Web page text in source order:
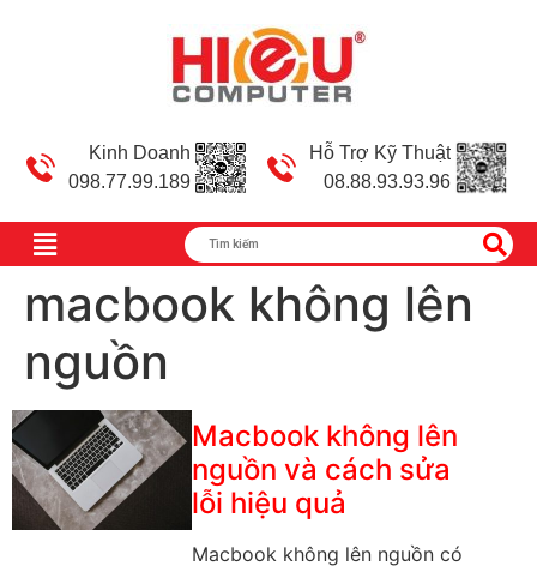
Kinh Doanh
098.77.99.189
Hỗ Trợ Kỹ Thuật
08.88.93.93.96
macbook không lên
nguồn
Macbook không lên
nguồn và cách sửa
lỗi hiệu quả
Macbook không lên nguồn có